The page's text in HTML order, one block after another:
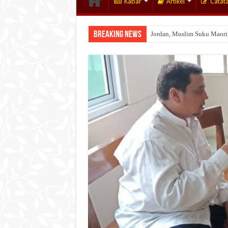
Breaking News Jordan, Muslim Suku Maori
Wakaf Emas Muktamar